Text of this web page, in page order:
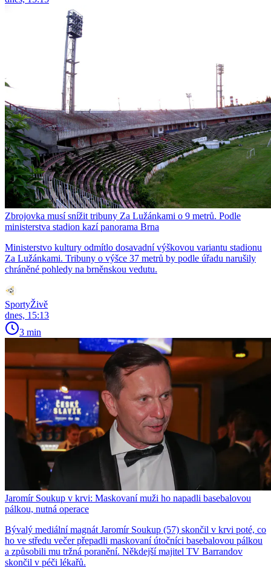
Zbrojovka musí snížit tribuny Za Lužánkami o 9 metrů. Podle
ministerstva stadion kazí panorama Brna
Ministerstvo kultury odmítlo dosavadní výškovou variantu stadionu
Za Lužánkami. Tribuny o výšce 37 metrů by podle úřadu narušily
chráněné pohledy na brněnskou vedutu.
SportyŽivě
dnes, 15:13
3 min
Jaromír Soukup v krvi: Maskovaní muži ho napadli basebalovou
pálkou, nutná operace
Bývalý mediální magnát Jaromír Soukup (57) skončil v krvi poté, co
ho ve středu večer přepadli maskovaní útočníci basebalovou pálkou
a způsobili mu tržná poranění. Někdejší majitel TV Barrandov
skončil v péči lékařů.